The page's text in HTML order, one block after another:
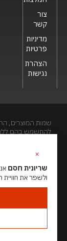
צור
קשר
מדיניות
פרטיות
הצהרת
נגישות
שמות המוצרים,
להתשמש בהם ללא
האתר
×
שריונית חסם
ולשפר את חוויית